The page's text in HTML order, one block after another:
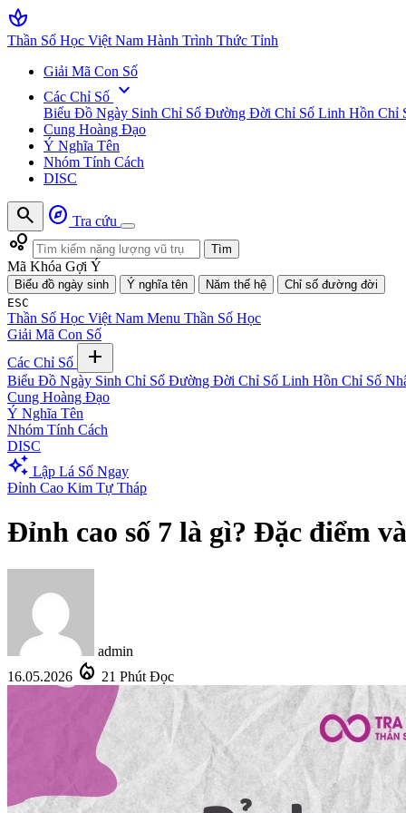
spa
Thần Số Học Việt Nam Hành Trình Thức Tỉnh
Giải Mã Con Số
Các Chỉ Số expand_more
Biểu Đồ Ngày Sinh Chỉ Số Đường Đời Chỉ Số Linh Hồn Chỉ
Cung Hoàng Đạo
Ý Nghĩa Tên
Nhóm Tính Cách
DISC
search explore Tra cứu
bubble_chart Tìm
Mã Khóa Gợi Ý
Biểu đồ ngày sinh Ý nghĩa tên Năm thế hệ
Chỉ số đường đời
ESC
Thần Số Học Việt Nam Menu Thần Số Học
Giải Mã Con Số
Các Chỉ Số
add
Biểu Đồ Ngày Sinh Chỉ Số Đường Đời Chỉ Số Linh Hồn Chỉ Số
Cung Hoàng Đạo
Ý Nghĩa Tên
Nhóm Tính Cách
DISC
auto_awesome Lập Lá Số Ngay
Đỉnh Cao Kim Tự Tháp
Đỉnh cao số 7 là gì? Đặc điểm
admin
16.05.2026 local_fire_department 21 Phút Đọc